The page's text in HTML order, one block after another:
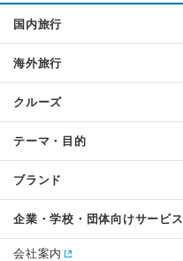
国内旅行
海外旅行
クルーズ
テーマ・目的
ブランド
企業・学校・団体向けサービス
会社案内